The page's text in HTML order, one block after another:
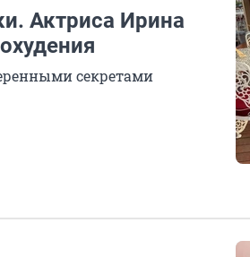
Актриса Ирина
секретами